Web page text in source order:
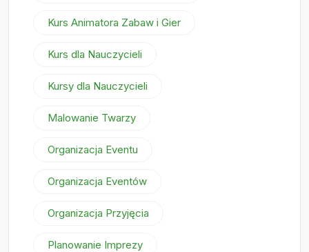
Kurs Animatora Zabaw i Gier
Kurs dla Nauczycieli
Kursy dla Nauczycieli
Malowanie Twarzy
Organizacja Eventu
Organizacja Eventów
Organizacja Przyjęcia
Planowanie Imprezy